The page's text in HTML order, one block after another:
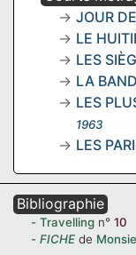
JOUR
LE
LES
LA
LES
1963
LES
Bibliographie
Travelling n° 10
FICHE de